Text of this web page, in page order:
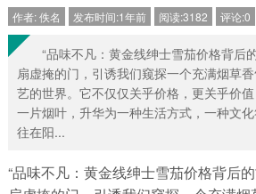
作者:佚名 发布时间:1年前 阅读:3182 评论:0
“品味不凡：黄金线绅士雪茄价格背后
扇虚掩的门，引诱我们窥探一个充满烟草
艺的世界。它不仅仅关乎价格，更关乎价
一片烟叶，升华为一种生活方式，一种文
往在阳...
“品味不凡：黄金线绅士雪茄价格背后